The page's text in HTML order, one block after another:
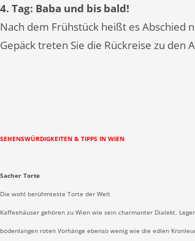
4. Tag: Baba und bis bald!
Nach dem Frühstück heißt es Abschied
Gepäck treten Sie die Rückreise zu den
SEHENSWÜRDIGKEITEN & TIPPS IN WIEN
Sacher Torte
Die wohl berühmteste Torte der Welt
Kaffeehäuser gehören zu Wien wie sein charmanter Dialekt.
bodenlangen roten Vorhänge ebenso wenig wie die edlen